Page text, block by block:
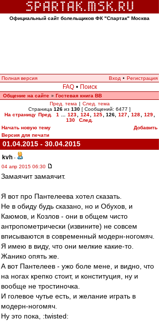
Официальный сайт болельщиков ФК "Спартак" Москва
Полная версия Вход • Регистрация
FAQ • Поиск
Общение на сайте » Гостевая книга ВВ
Пред. тема | След. тема
Страница 126 из 130 [ Сообщений: 6477 ]
На страницу Пред. 1 123 124 125 126 127 128 129
130
След.
Начать новую тему
Добавить
Версия для печати
01.04.2015 - 30.04.2015
kvh -
04 апр 2015 06:30
Замаячит замаячит.
Я вот про Пантелеева хотел сказать.
Не в обиду будь сказано, но и Обухов, и
Каюмов, и Козлов - они в общем чисто
антропометрически (извините) не совсем
вписываются в современный модерн-ногомяч.
Я имею в виду, что они мелкие какие-то.
Жанико опять же.
А вот Пантелеев - ужо боле мене, и видно, что
на ногах крепко стоит, и конституция, ну и
вообще не тростиночка.
И голевое чутье есть, и желание играть в
модерн-ногомяч.
Ну это пока, :twisted: